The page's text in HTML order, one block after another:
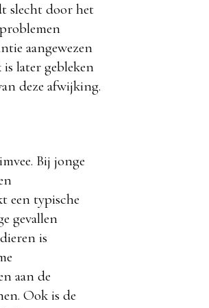
slecht door het
aangewezen
later gebleken
deze afwijking.
Bij jonge
een typische
gevallen
is
aan de
Ook is de